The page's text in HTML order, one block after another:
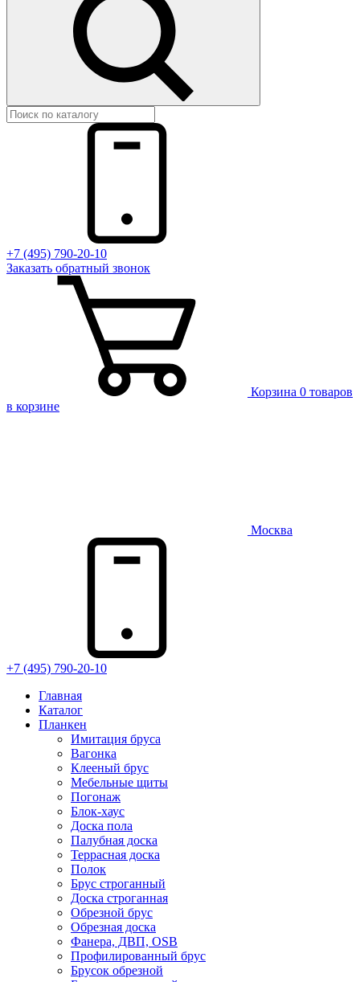
+7 (495) 790-20-10
Заказать обратный звонок
Корзина 0 товаров
в корзине
Москва
+7 (495) 790-20-10
Главная
Каталог
Планкен
Имитация бруса
Вагонка
Клееный брус
Мебельные щиты
Погонаж
Блок-хаус
Доска пола
Палубная доска
Террасная доска
Полок
Брус строганный
Доска строганная
Обрезной брус
Обрезная доска
Фанера, ДВП, OSB
Профилированный брус
Брусок обрезной